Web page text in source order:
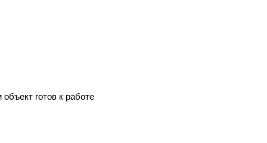
готов к работе